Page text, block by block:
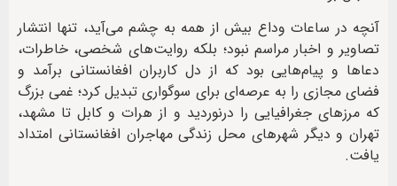
آنچه در ساعات وداع بیش از همه به چشم می‌آید، تنها انتشار
تصاویر و اخبار مراسم نبود؛ بلکه روایت‌های شخصی، خاطرات،
دعاها و پیام‌هایی بود که از دل کاربران افغانستانی برآمد و
فضای مجازی را به عرصه‌ای برای سوگواری تبدیل کرد؛ غمی بزرگ
که مرزهای جغرافیایی را درنوردید و از هرات و کابل تا مشهد،
تهران و دیگر شهرهای محل زندگی مهاجران افغانستانی امتداد
یافت.